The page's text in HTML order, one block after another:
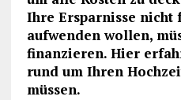
Ihre Ersparnisse nicht
aufwenden wollen,
finanzieren. Hier
rund um Ihren
müssen.